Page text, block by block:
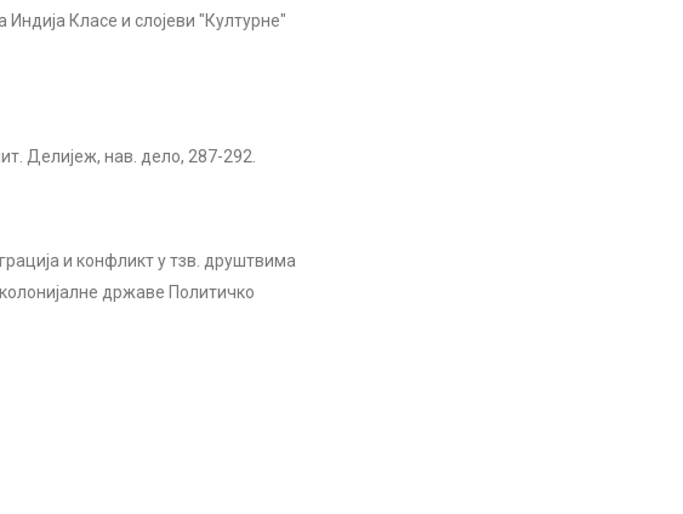
Класе и слојеви "Културне"
Делијеж, нав. дело, 287-292.
и конфликт у тзв. друштвима
државе Политичко